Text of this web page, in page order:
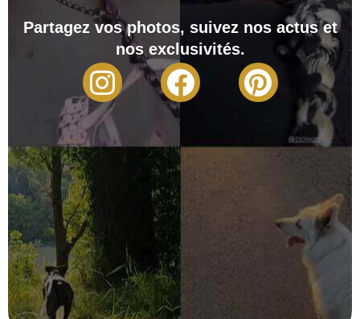
Partagez vos photos, suivez nos actus et
nos exclusivités.